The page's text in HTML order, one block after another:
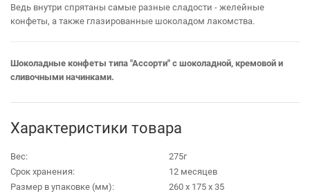
Ведь внутри спрятаны самые разные сладости - желейные
конфеты, а также глазированные шоколадом лакомства.
Шоколадные конфеты типа "Ассорти" с шоколадной, кремовой и
сливочными начинками.
Характеристики товара
Вес:
275г
Срок хранения:
12 месяцев
Размер в упаковке (мм):
260 х 175 х 35